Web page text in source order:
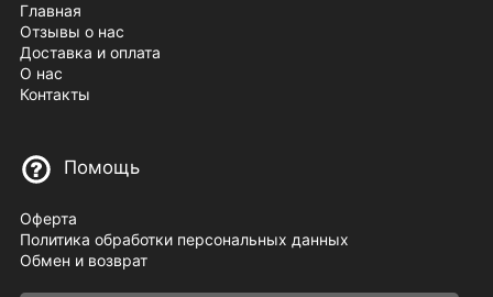
Главная
Отзывы о нас
Доставка и оплата
О нас
Контакты
Помощь
Оферта
Политика обработки персональных данных
Обмен и возврат